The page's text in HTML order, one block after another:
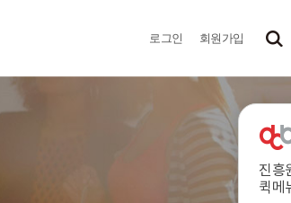
로그인 회원가입
진흥
퀵메